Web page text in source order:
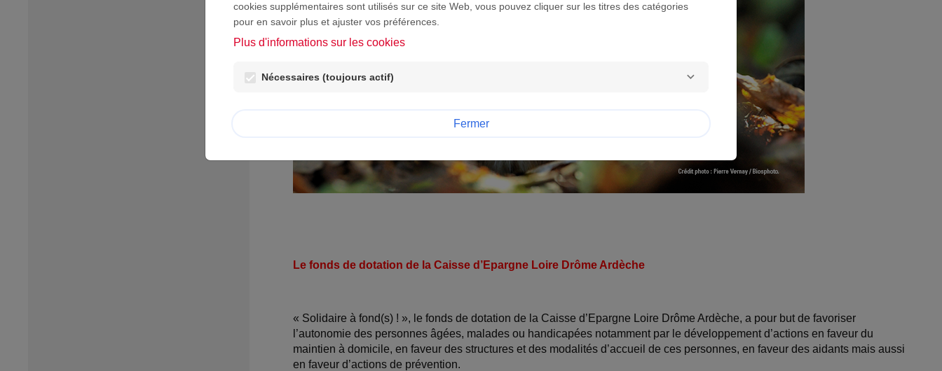
Le fonds de dotation de la Caisse d’Epargne Loire Drôme Ardèche
« Solidaire à fond(s) ! », le fonds de dotation de la Caisse d’Epargne Loire Drôme Ardèche, a pour but de favoriser
l’autonomie des personnes âgées, malades ou handicapées notamment par le développement d’actions en faveur du
maintien à domicile, en faveur des structures et des modalités d’accueil de ces personnes, en faveur des aidants mais aussi
en faveur d’actions de prévention.
cookies supplémentaires sont utilisés sur ce site Web, vous pouvez cliquer sur les titres des catégories
pour en savoir plus et ajuster vos préférences.
Plus d'informations sur les cookies
Nécessaires (toujours actif)
Fermer